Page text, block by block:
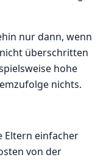
nur dann, wenn
überschritten
hohe
nichts.
Eltern einfacher
von der